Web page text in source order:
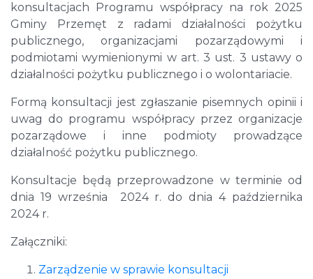
konsultacjach Programu współpracy na rok 2025
Gminy Przemęt z radami działalności pożytku
publicznego, organizacjami pozarządowymi i
podmiotami wymienionymi w art. 3 ust. 3 ustawy o
działalności pożytku publicznego i o wolontariacie.
Formą konsultacji jest zgłaszanie pisemnych opinii i
uwag do programu współpracy przez organizacje
pozarządowe i inne podmioty prowadzące
działalność pożytku publicznego.
Konsultacje będą przeprowadzone w terminie od
dnia 19 września 2024 r. do dnia 4 października
2024 r.
Załączniki:
Zarządzenie w sprawie konsultacji